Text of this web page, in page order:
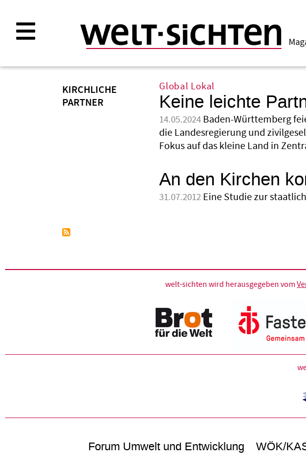
Inhalt
KIRCHLICHE
PARTNER
Global Lokal
Keine leichte
14.05.2024 Baden-Württemberg
die Landesregierung und
Fokus auf das kleine Land in
An den Kirchen
31.07.2012 Eine Studie zur
welt-sichten wird herausgegeben vom
Forum Umwelt und Entwicklung WÖK/